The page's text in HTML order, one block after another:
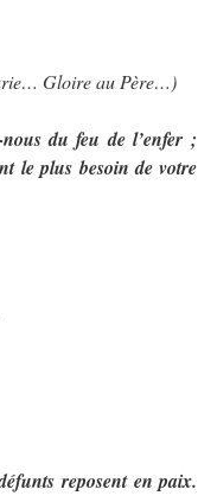
Gloire au Père…)
du feu de l’enfer ;
le plus besoin de votre
reposent en paix.